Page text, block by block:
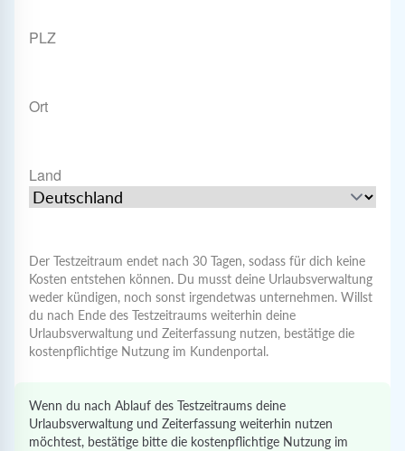
PLZ
Ort
Land
Vertragsbestimmung
Laufzeit Testphase
Der Testzeitraum endet nach 30 Tagen, sodass für dich keine
Kosten entstehen können. Du musst deine Urlaubsverwaltung
weder kündigen, noch sonst irgendetwas unternehmen. Willst
du nach Ende des Testzeitraums weiterhin deine
Urlaubsverwaltung und Zeiterfassung nutzen, bestätige die
kostenpflichtige Nutzung im Kundenportal.
Wenn du nach Ablauf des Testzeitraums deine
Urlaubsverwaltung und Zeiterfassung weiterhin nutzen
möchtest, bestätige bitte die kostenpflichtige Nutzung im